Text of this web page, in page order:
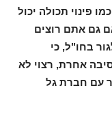
פינוי תכולה יכול
גם אתם רוצים
בחו"ל, כי
אחרת, רצוי לא
עם חברת גל